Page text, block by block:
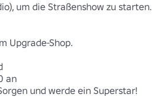
um die Straßenshow zu starten.
Upgrade-Shop.
an
und werde ein Superstar!